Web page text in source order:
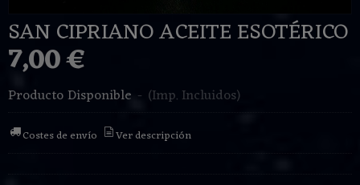
SAN CIPRIANO ACEITE ESOTÉRICO
7,00 €
Producto Disponible - (Imp. Incluidos)
Costes de envío Ver descripción